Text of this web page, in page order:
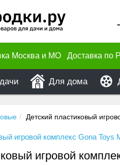
Москва и МО Доставка по
Для дома
Детский пластиковый
игровой комплекс Gona
игровой